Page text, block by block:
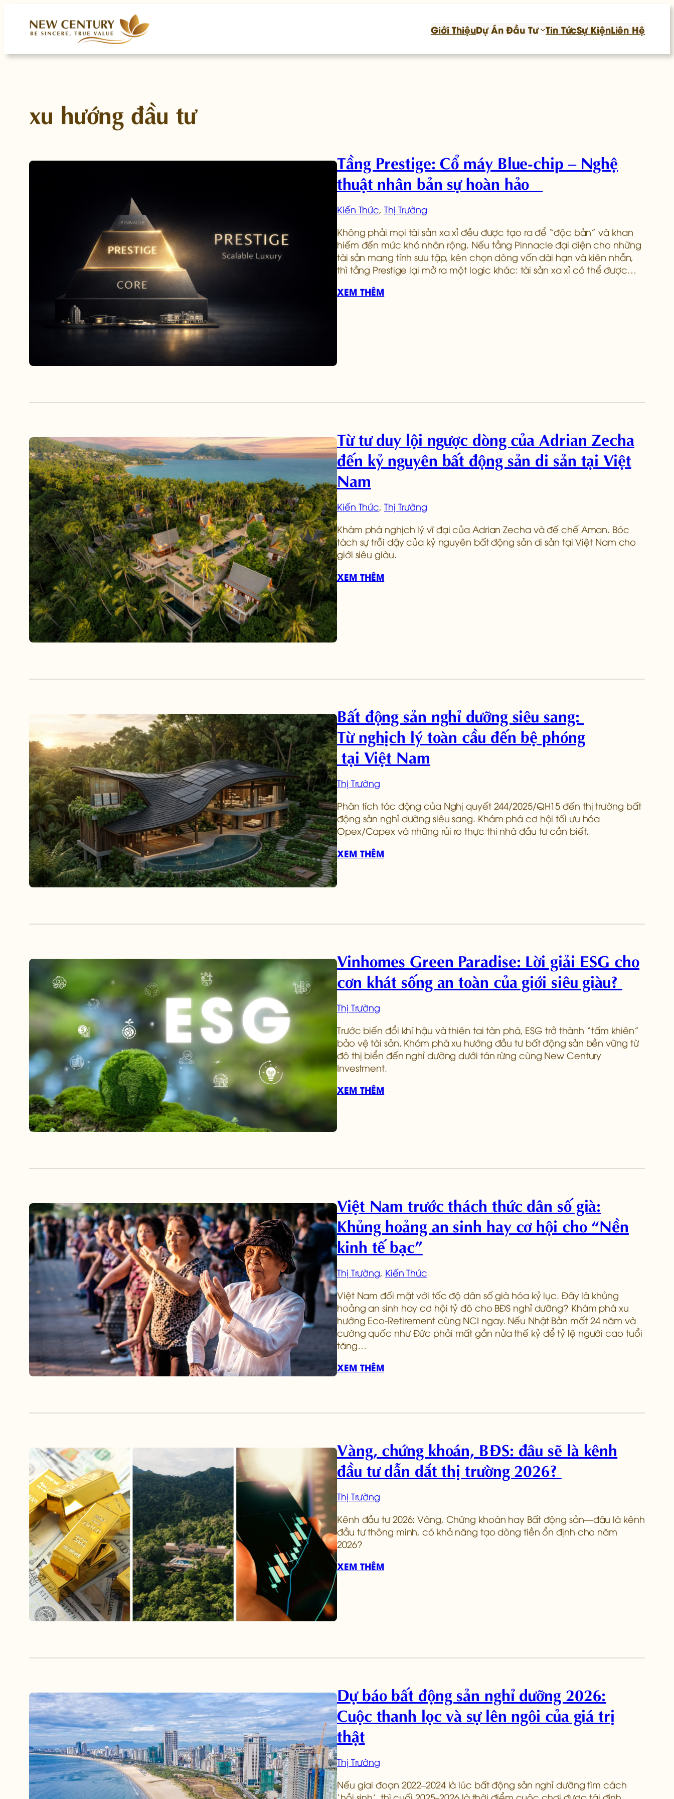
content
Giới ThiệuDự Án Đầu Tư Tin TứcSự KiệnLiên Hệ
xu hướng đầu tư
Tầng Prestige: Cổ máy Blue-chip – Nghệ
thuật nhân bản sự hoàn hảo
Kiến Thức, Thị Trường
Không phải mọi tài sản xa xỉ đều được tạo ra để “độc bản” và khan
hiếm đến mức khó nhân rộng. Nếu tầng Pinnacle đại diện cho những
tài sản mang tính sưu tập, kén chọn dòng vốn dài hạn và kiên nhẫn,
thì tầng Prestige lại mở ra một logic khác: tài sản xa xỉ có thể được…
XEM THÊM
Từ tư duy lội ngược dòng của Adrian Zecha
đến kỷ nguyên bất động sản di sản tại Việt
Nam
Kiến Thức, Thị Trường
Khám phá nghịch lý vĩ đại của Adrian Zecha và đế chế Aman. Bóc
tách sự trỗi dậy của kỷ nguyên bất động sản di sản tại Việt Nam cho
giới siêu giàu.
XEM THÊM
Bất động sản nghỉ dưỡng siêu sang:
Từ nghịch lý toàn cầu đến bệ phóng
tại Việt Nam
Thị Trường
Phân tích tác động của Nghị quyết 244/2025/QH15 đến thị trường bất
động sản nghỉ dưỡng siêu sang. Khám phá cơ hội tối ưu hóa
Opex/Capex và những rủi ro thực thi nhà đầu tư cần biết.
XEM THÊM
Vinhomes Green Paradise: Lời giải ESG cho
cơn khát sống an toàn của giới siêu giàu?
Thị Trường
Trước biến đổi khí hậu và thiên tai tàn phá, ESG trở thành “tấm khiên”
bảo vệ tài sản. Khám phá xu hướng đầu tư bất động sản bền vững từ
đô thị biển đến nghỉ dưỡng dưới tán rừng cùng New Century
Investment.
XEM THÊM
Việt Nam trước thách thức dân số già:
Khủng hoảng an sinh hay cơ hội cho “Nền
kinh tế bạc”
Thị Trường, Kiến Thức
Việt Nam đối mặt với tốc độ dân số già hóa kỷ lục. Đây là khủng
hoảng an sinh hay cơ hội tỷ đô cho BĐS nghỉ dưỡng? Khám phá xu
hướng Eco-Retirement cùng NCI ngay. Nếu Nhật Bản mất 24 năm và
cường quốc như Đức phải mất gần nửa thế kỷ để tỷ lệ người cao tuổi
tăng…
XEM THÊM
Vàng, chứng khoán, BĐS: đâu sẽ là kênh
đầu tư dẫn dắt thị trường 2026?
Thị Trường
Kênh đầu tư 2026: Vàng, Chứng khoán hay Bất động sản—đâu là kênh
đầu tư thông minh, có khả năng tạo dòng tiền ổn định cho năm
2026?
XEM THÊM
Dự báo bất động sản nghỉ dưỡng 2026:
Cuộc thanh lọc và sự lên ngôi của giá trị
thật
Thị Trường
Nếu giai đoạn 2022–2024 là lúc bất động sản nghỉ dưỡng tìm cách